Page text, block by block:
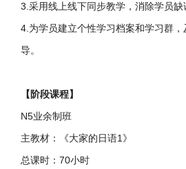
3.采用线上线下同步教学，消除学员缺
4.为学员建立个性学习档案和学习群
导。
【阶段课程】
N5业余制班
主教材：《大家的日语1》
总课时：70小时